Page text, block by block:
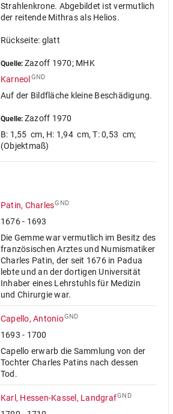
Strahlenkrone. Abgebildet ist vermutlich
der reitende Mithras als Helios.
Rückseite: glatt
Quelle: Zazoff 1970; MHK
Karneol GND
Auf der Bildfläche kleine Beschädigung.
Quelle: Zazoff 1970
B: 1,55 cm, H: 1,94 cm,T: 0,53 cm;
(Objektmaß)
Patin, CharlesGND
1676 - 1693
Die Gemme war vermutlich im Besitz des
französischen Arztes und Numismatiker
Charles Patin, der seit 1676 in Padua
lebte und an der dortigen Universität
Inhaber eines Lehrstuhls für Medizin
und Chirurgie war.
Capello, AntonioGND
1693 - 1700
Capello erwarb die Sammlung von der
Tochter Charles Patins nach dessen
Tod.
Karl, Hessen-Kassel, LandgrafGND